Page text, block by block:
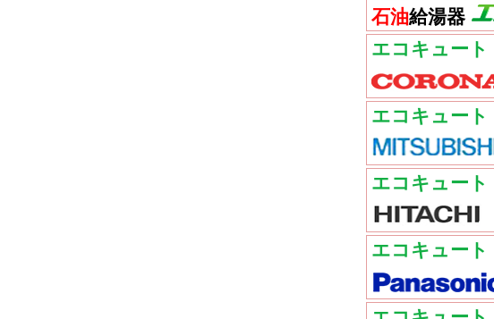
石油給湯器
エコキュート
エコキュート
エコキュート
エコキュート